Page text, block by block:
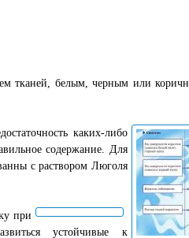
тканей, белым, черным или
каких-либо
содержание. Для
с раствором Люголя
при
устойчивые к